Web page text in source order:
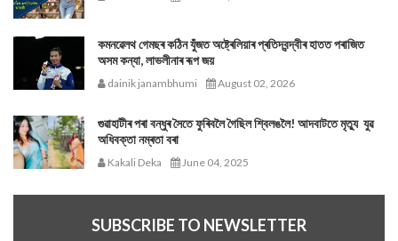
কমনৱেলথ গেমছৰ কঠিন যুঁজত অষ্ট্ৰেলিয়াৰ প্ৰতিদ্বন্দ্বীৰ হাতত পৰাজিত
অসম কন্যা, লাভলীনাৰ ৰূপ জয়
dainik janambhumi August 02, 2026
গুৱাহাটীৰ পৰা বন্ধুৰ সৈতে ফুৰিবলৈ গৈছিল শ্বিলঙলৈ! আদবাটতে মৃত্যু যুৱ
অধিবক্তা নম্ৰতা বৰা
Kakali Deka June 04, 2025
SUBSCRIBE TO NEWSLETTER